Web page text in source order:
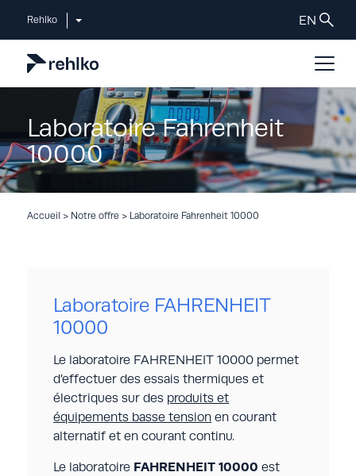
Rehlko
Laboratoire Fahrenheit
10000
Accueil > Notre offre > Laboratoire Fahrenheit 10000
Laboratoire FAHRENHEIT
10000
Le laboratoire FAHRENHEIT 10000 permet
d’effectuer des essais thermiques et
électriques sur des produits et
équipements basse tension en courant
alternatif et en courant continu.
Le laboratoire FAHRENHEIT 10000 est